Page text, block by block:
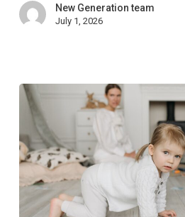
New Generation team
July 1, 2026